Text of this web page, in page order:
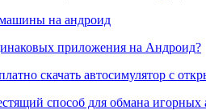
машины на андроид
приложения на Андроид?
скачать автосимулятор с
способ для обмана игорных